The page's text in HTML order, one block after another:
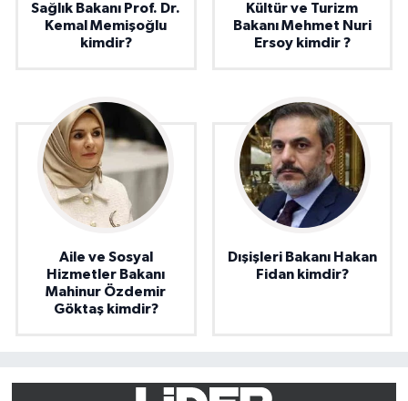
Sağlık Bakanı Prof. Dr.
Kemal Memişoğlu
kimdir?
Kültür ve Turizm
Bakanı Mehmet Nuri
Ersoy kimdir ?
Aile ve Sosyal
Hizmetler Bakanı
Mahinur Özdemir
Göktaş kimdir?
Dışişleri Bakanı Hakan
Fidan kimdir?